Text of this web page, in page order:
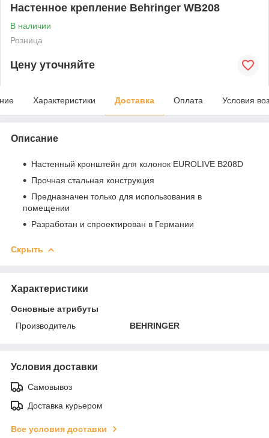
Настенное крепление Behringer WB208
В наличии
Розница
Цену уточняйте
Характеристики Доставка Оплата Условия
Описание
Настенный кронштейн для колонок EUROLIVE B208D
Прочная стальная конструкция
Предназначен только для использования в
помещении
Разработан и спроектирован в Германии
Скрыть
Характеристики
Основные атрибуты
Производитель
BEHRINGER
Условия доставки
Самовывоз
Доставка курьером
Все условия доставки